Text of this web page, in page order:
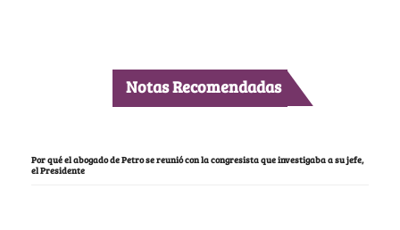
Notas Recomendadas
Por qué el abogado de Petro se reunió con la congresista que investigaba a su jefe,
el Presidente